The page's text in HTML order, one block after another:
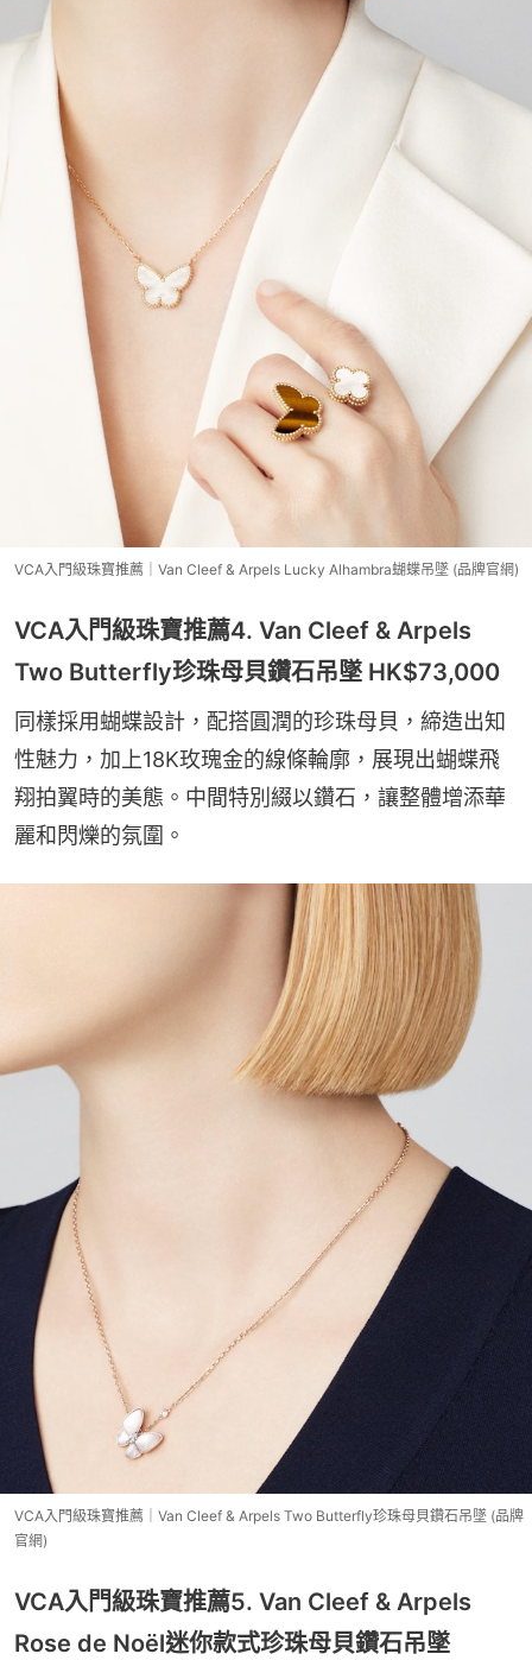
VCA入門級珠寶推薦｜Van Cleef & Arpels Lucky Alhambra蝴蝶吊墜 (品牌官網)
VCA入門級珠寶推薦4. Van Cleef & Arpels
Two Butterfly珍珠母貝鑽石吊墜 HK$73,000
同樣採用蝴蝶設計，配搭圓潤的珍珠母貝，締造出知
性魅力，加上18K玫瑰金的線條輪廓，展現出蝴蝶飛
翔拍翼時的美態。中間特別綴以鑽石，讓整體增添華
麗和閃爍的氛圍。
VCA入門級珠寶推薦｜Van Cleef & Arpels Two Butterfly珍珠母貝鑽石吊墜 (品牌
官網)
VCA入門級珠寶推薦5. Van Cleef & Arpels
Rose de Noël迷你款式珍珠母貝鑽石吊墜